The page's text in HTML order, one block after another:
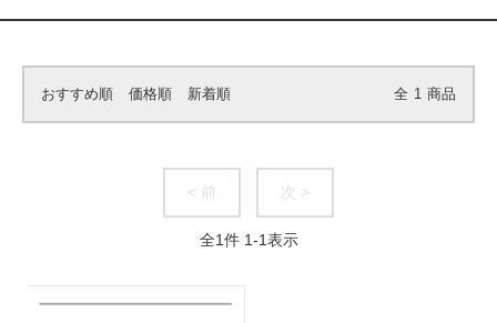
おすすめ順 価格順 新着順 全 1 商品
< 前 次 >
全1件 1-1表示